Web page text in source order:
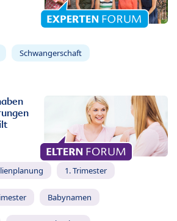
Schwangerschaft
1. Trimester
Babynamen